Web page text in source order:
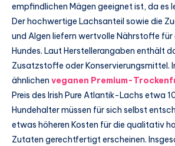
empfindlichen Mägen geeignet ist, da es
Der hochwertige Lachsanteil sowie die
und Algen liefern wertvolle Nährstoffe für
Hundes. Laut Herstellerangaben enthält
Zusatzstoffe oder Konservierungsmittel.
ähnlichen veganen Premium-
Preis des Irish Pure Atlantik-Lachs etwa
Hundehalter müssen für sich selbst
etwas höheren Kosten für die qualitativ
Zutaten gerechtfertigt erscheinen.